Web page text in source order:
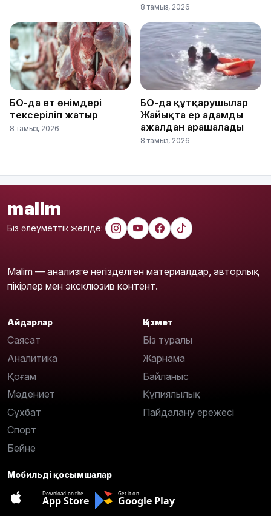
8 тамыз, 2026
БҚО-да ет өнімдері
тексеріліп жатыр
8 тамыз, 2026
БҚО-да құтқарушылар
Жайықта ер адамды
ажалдан арашалады
8 тамыз, 2026
malim
Біз әлеуметтік желіде:
Malim — анализге негізделген материалдар, авторлық
пікірлер мен эксклюзив контент.
Айдарлар
Саясат
Аналитика
Қоғам
Мәдениет
Сұхбат
Спорт
Бейне
Қызмет
Біз туралы
Жарнама
Байланыс
Құпиялылық
Пайдалану ережесі
Мобильді қосымшалар
Download on the
App Store
Get it on
Google Play